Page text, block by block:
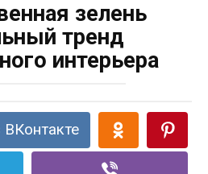
зелень
тренд
интерьера